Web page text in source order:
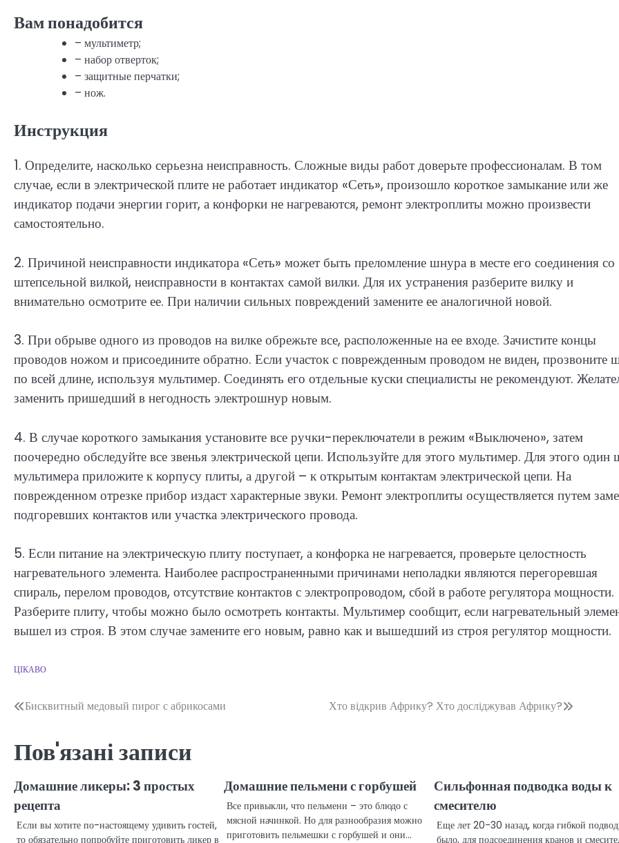
Вам понадобится
– мультиметр;
– набор отверток;
– защитные перчатки;
– нож.
Инструкция
1. Определите, насколько серьезна неисправность. Сложные виды работ доверьте профессионалам. В том
случае, если в электрической плите не работает индикатор «Сеть», произошло короткое замыкание или же
индикатор подачи энергии горит, а конфорки не нагреваются, ремонт электроплиты можно произвести
самостоятельно.
2. Причиной неисправности индикатора «Сеть» может быть преломление шнура в месте его соединения со
штепсельной вилкой, неисправности в контактах самой вилки. Для их устранения разберите вилку и
внимательно осмотрите ее. При наличии сильных повреждений замените ее аналогичной новой.
3. При обрыве одного из проводов на вилке обрежьте все, расположенные на ее входе. Зачистите концы
проводов ножом и присоедините обратно. Если участок с поврежденным проводом не виден, прозвоните
по всей длине, используя мультимер. Соединять его отдельные куски специалисты не рекомендуют.
заменить пришедший в негодность электрошнур новым.
4. В случае короткого замыкания установите все ручки-переключатели в режим «Выключено», затем
поочередно обследуйте все звенья электрической цепи. Используйте для этого мультимер. Для этого один
мультимера приложите к корпусу плиты, а другой – к открытым контактам электрической цепи. На
поврежденном отрезке прибор издаст характерные звуки. Ремонт электроплиты осуществляется путем
подгоревших контактов или участка электрического провода.
5. Если питание на электрическую плиту поступает, а конфорка не нагревается, проверьте целостность
нагревательного элемента. Наиболее распространенными причинами неполадки являются перегоревшая
спираль, перелом проводов, отсутствие контактов с электропроводом, сбой в работе регулятора мощности.
Разберите плиту, чтобы можно было осмотреть контакты. Мультимер сообщит, если нагревательный
вышел из строя. В этом случае замените его новым, равно как и вышедший из строя регулятор мощности.
ЦІКАВО
Навігація
Бисквитный медовый пирог с абрикосами Хто відкрив Африку? Хто досліджував Африку?
Пов'язані записи
Домашние ликеры: 3 простых
рецепта
Если вы хотите по-настоящему удивить гостей,
то обязательно попробуйте приготовить ликер в
Домашние пельмени с горбушей
Все привыкли, что пельмени – это блюдо с
мясной начинкой. Но для разнообразия можно
приготовить пельмешки с горбушей и они…
Сильфонная подводка воды к
смесителю
Еще лет 20-30 назад, когда гибкой
было, для подсоединения кранов и